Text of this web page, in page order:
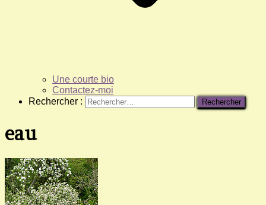
Une courte bio
Contactez-moi
Rechercher :
eau